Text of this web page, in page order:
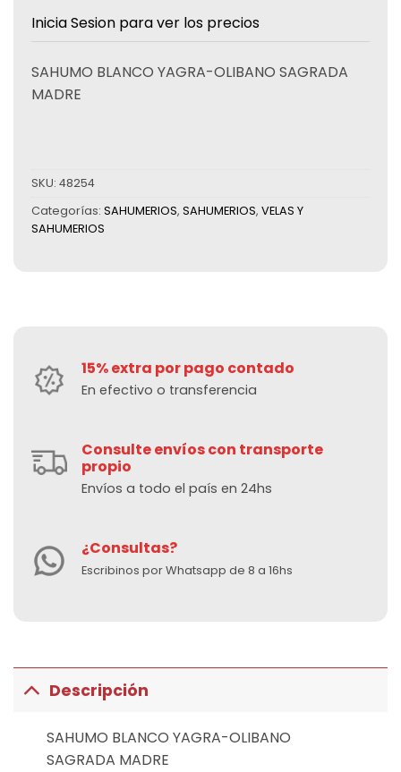
Inicia Sesion para ver los precios
SAHUMO BLANCO YAGRA-OLIBANO SAGRADA
MADRE
SKU: 48254
Categorías: SAHUMERIOS, SAHUMERIOS, VELAS Y
SAHUMERIOS
15% extra por pago contado
En efectivo o transferencia
Consulte envíos con transporte
propio
Envíos a todo el país en 24hs
¿Consultas?
Escribinos por Whatsapp de 8 a 16hs
Descripción
SAHUMO BLANCO YAGRA-OLIBANO
SAGRADA MADRE